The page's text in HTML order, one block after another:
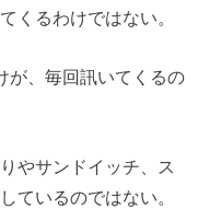
くるわけではない。
が、毎回訊いてくるの
やサンドイッチ、ス
ているのではない。